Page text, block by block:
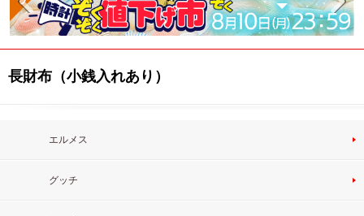
長財布（小銭入れあり）
エルメス
グッチ